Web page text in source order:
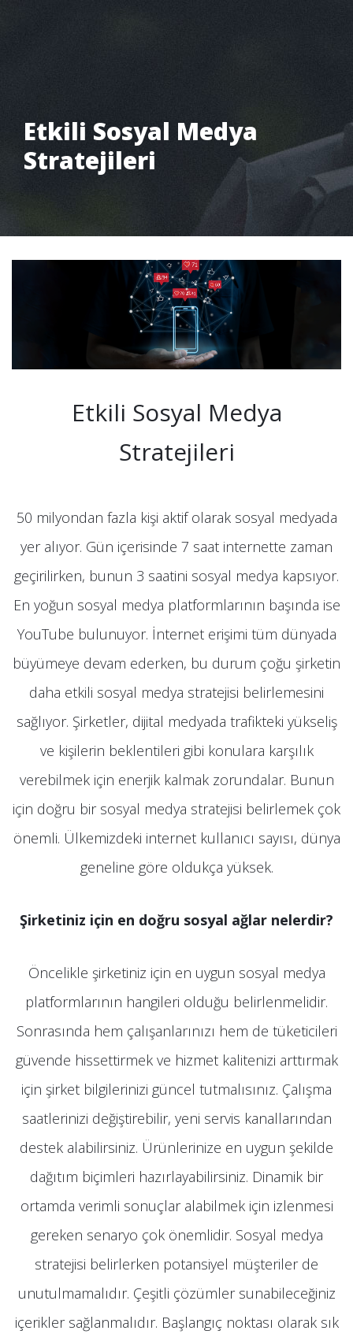
Etkili Sosyal Medya
Stratejileri
Etkili Sosyal Medya
Stratejileri
50 milyondan fazla kişi aktif olarak sosyal medyada
yer alıyor. Gün içerisinde 7 saat internette zaman
geçirilirken, bunun 3 saatini sosyal medya kapsıyor.
En yoğun sosyal medya platformlarının başında ise
YouTube bulunuyor. İnternet erişimi tüm dünyada
büyümeye devam ederken, bu durum çoğu şirketin
daha etkili sosyal medya stratejisi belirlemesini
sağlıyor. Şirketler, dijital medyada trafikteki yükseliş
ve kişilerin beklentileri gibi konulara karşılık
verebilmek için enerjik kalmak zorundalar. Bunun
için doğru bir sosyal medya stratejisi belirlemek çok
önemli. Ülkemizdeki internet kullanıcı sayısı, dünya
geneline göre oldukça yüksek.
Şirketiniz için en doğru sosyal ağlar nelerdir?
Öncelikle şirketiniz için en uygun sosyal medya
platformlarının hangileri olduğu belirlenmelidir.
Sonrasında hem çalışanlarınızı hem de tüketicileri
güvende hissettirmek ve hizmet kalitenizi arttırmak
için şirket bilgilerinizi güncel tutmalısınız. Çalışma
saatlerinizi değiştirebilir, yeni servis kanallarından
destek alabilirsiniz. Ürünlerinize en uygun şekilde
dağıtım biçimleri hazırlayabilirsiniz. Dinamik bir
ortamda verimli sonuçlar alabilmek için izlenmesi
gereken senaryo çok önemlidir. Sosyal medya
stratejisi belirlerken potansiyel müşteriler de
unutulmamalıdır. Çeşitli çözümler sunabileceğiniz
içerikler sağlanmalıdır. Başlangıç noktası olarak sık